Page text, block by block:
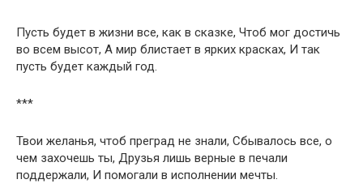
Пусть будет в жизни все, как в сказке, Чтоб мог достичь
во всем высот, А мир блистает в ярких красках, И так
пусть будет каждый год.
***
Твои желанья, чтоб преград не знали, Сбывалось все, о
чем захочешь ты, Друзья лишь верные в печали
поддержали, И помогали в исполнении мечты.